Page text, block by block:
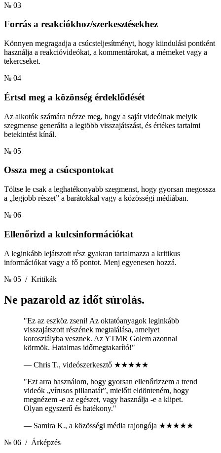
№ 03
Forrás a reakciókhoz/szerkesztésekhez
Könnyen megragadja a csúcsteljesítményt, hogy kiindulási pontként
használja a reakcióvideókat, a kommentárokat, a mémeket vagy a
tekercseket.
№ 04
Értsd meg a közönség érdeklődését
Az alkotók számára nézze meg, hogy a saját videóinak melyik
szegmense generálta a legtöbb visszajátszást, és értékes tartalmi
betekintést kínál.
№ 05
Ossza meg a csúcspontokat
Töltse le csak a leghatékonyabb szegmenst, hogy gyorsan megossza
a „legjobb részet” a barátokkal vagy a közösségi médiában.
№ 06
Ellenőrizd a kulcsinformációkat
A leginkább lejátszott rész gyakran tartalmazza a kritikus
információkat vagy a fő pontot. Menj egyenesen hozzá.
№ 05 / Kritikák
Ne pazarold az időt súrolás.
"Ez az eszköz zseni! Az oktatóanyagok leginkább
visszajátszott részének megtalálása, amelyet
korosztályba vesznek. Az YTMR Golem azonnal
körmök. Hatalmas időmegtakarító!"
— Chris T., videószerkesztő ★★★★★
"Ezt arra használom, hogy gyorsan ellenőrizzem a trend
videók „vírusos pillanatát”, mielőtt eldönteném, hogy
megnézem -e az egészet, vagy használja -e a klipet.
Olyan egyszerű és hatékony."
— Samira K., a közösségi média rajongója ★★★★★
№ 06 / Árképzés